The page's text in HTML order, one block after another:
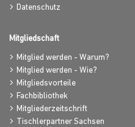
Datenschutz
Mitgliedschaft
Mitglied werden - Warum?
Mitglied werden - Wie?
Mitgliedsvorteile
Fachbibliothek
Mitgliederzeitschrift
Tischlerpartner Sachsen